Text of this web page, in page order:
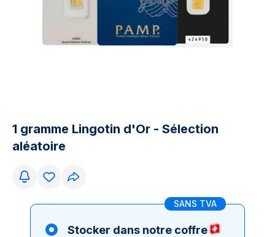
1 gramme Lingotin d'Or - Sélection
aléatoire
SANS TVA
Stocker dans notre coffre